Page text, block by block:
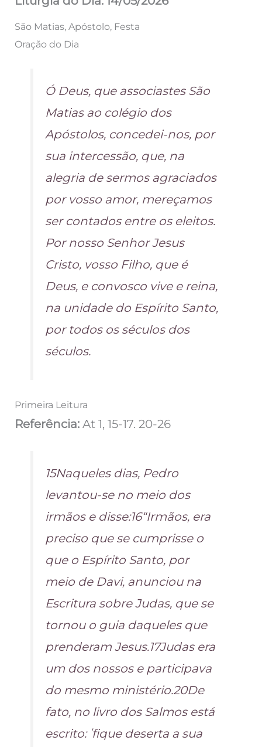
São Matias, Apóstolo, Festa
Oração do Dia
Ó Deus, que associastes São
Matias ao colégio dos
Apóstolos, concedei-nos, por
sua intercessão, que, na
alegria de sermos agraciados
por vosso amor, mereçamos
ser contados entre os eleitos.
Por nosso Senhor Jesus
Cristo, vosso Filho, que é
Deus, e convosco vive e reina,
na unidade do Espírito Santo,
por todos os séculos dos
séculos.
Primeira Leitura
Referência: At 1, 15-17. 20-26
15Naqueles dias, Pedro
levantou-se no meio dos
irmãos e disse:16“Irmãos, era
preciso que se cumprisse o
que o Espírito Santo, por
meio de Davi, anunciou na
Escritura sobre Judas, que se
tornou o guia daqueles que
prenderam Jesus.17Judas era
um dos nossos e participava
do mesmo ministério.20De
fato, no livro dos Salmos está
escrito: ʽfique deserta a sua